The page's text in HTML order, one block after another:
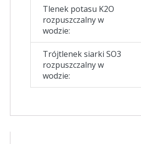
Tlenek potasu K2O
rozpuszczalny w
wodzie:
Trójtlenek siarki SO3
rozpuszczalny w
wodzie: